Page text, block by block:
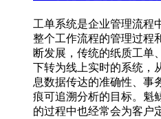
工单系统是企业管理流程
整个工作流程的管理过程
断发展，传统的纸质工单
下转为线上实时的系统，
息数据传达的准确性、事
痕可追溯分析的目标。魁
的过程中也经常会为客户